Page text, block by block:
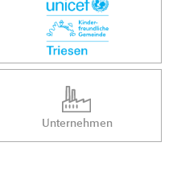
Unternehmen